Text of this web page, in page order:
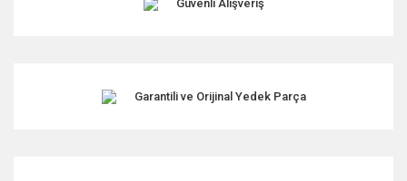
Güvenli Alışveriş
Garantili ve Orijinal Yedek Parça